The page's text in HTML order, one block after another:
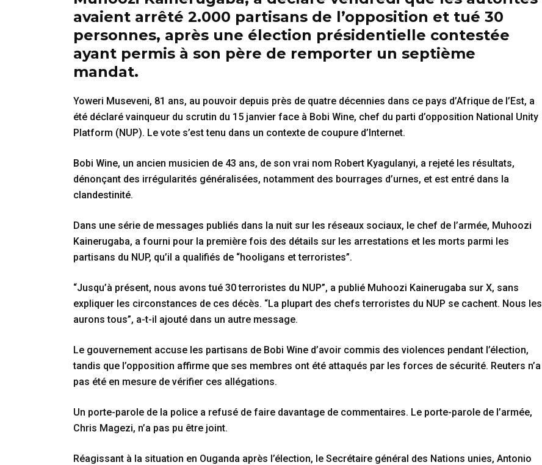
avaient arrêté 2.000 partisans de l’opposition et tué 30
personnes, après une élection présidentielle contestée
ayant permis à son père de remporter un septième
mandat.
Yoweri Museveni, 81 ans, au pouvoir depuis près de quatre décennies dans ce pays d’Afrique de l’Est, a
été déclaré vainqueur du scrutin du 15 janvier face à Bobi Wine, chef du parti d’opposition National Unity
Platform (NUP). Le vote s’est tenu dans un contexte de coupure d’Internet.
Bobi Wine, un ancien musicien de 43 ans, de son vrai nom Robert Kyagulanyi, a rejeté les résultats,
dénonçant des irrégularités généralisées, notamment des bourrages d’urnes, et est entré dans la
clandestinité.
Dans une série de messages publiés dans la nuit sur les réseaux sociaux, le chef de l’armée, Muhoozi
Kainerugaba, a fourni pour la première fois des détails sur les arrestations et les morts parmi les
partisans du NUP, qu’il a qualifiés de “hooligans et terroristes”.
“Jusqu’à présent, nous avons tué 30 terroristes du NUP”, a publié Muhoozi Kainerugaba sur X, sans
expliquer les circonstances de ces décès. “La plupart des chefs terroristes du NUP se cachent. Nous les
aurons tous”, a-t-il ajouté dans un autre message.
Le gouvernement accuse les partisans de Bobi Wine d’avoir commis des violences pendant l’élection,
tandis que l’opposition affirme que ses membres ont été attaqués par les forces de sécurité. Reuters n’a
pas été en mesure de vérifier ces allégations.
Un porte-parole de la police a refusé de faire davantage de commentaires. Le porte-parole de l’armée,
Chris Magezi, n’a pas pu être joint.
Réagissant à la situation en Ouganda après l’élection, le Secrétaire général des Nations unies, Antonio